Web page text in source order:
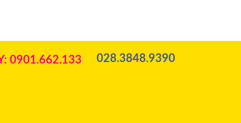
0901.662.133 028.3848.9390